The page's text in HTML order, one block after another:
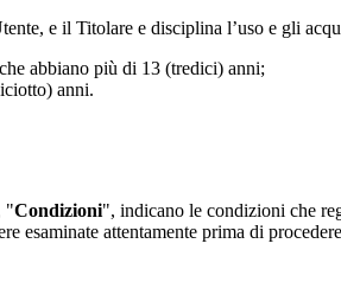
e il Titolare e disciplina l’uso e gli
abbiano più di 13 (tredici) anni;
anni.
"Condizioni", indicano le condizioni che
esaminate attentamente prima di